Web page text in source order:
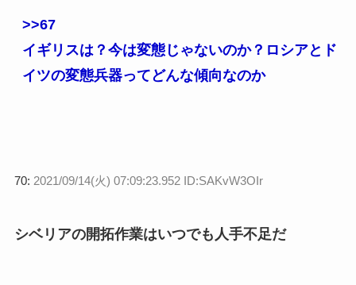
>>67
イギリスは？今は変態じゃないのか？ロシアとド
イツの変態兵器ってどんな傾向なのか
70: 2021/09/14(火) 07:09:23.952 ID:SAKvW3OIr
シベリアの開拓作業はいつでも人手不足だ